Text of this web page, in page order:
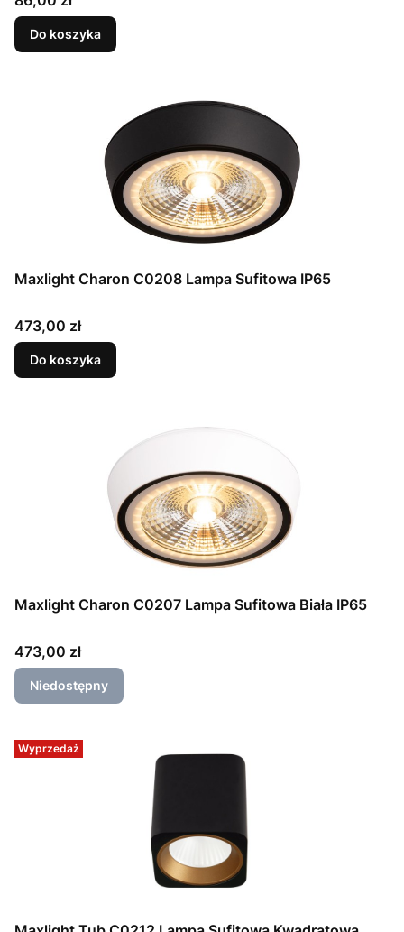
Do koszyka
Maxlight Charon C0208 Lampa Sufitowa IP65
Cena
473,00 zł
Do koszyka
Maxlight Charon C0207 Lampa Sufitowa Biała IP65
Cena
473,00 zł
Niedostępny
Wyprzedaż